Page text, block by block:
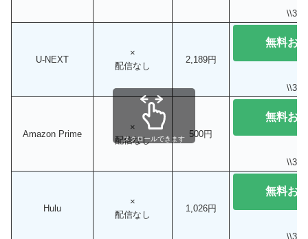
\\30
U-NEXT
×
配信なし
2,189円
無料お
\\31
Amazon Prime
×
配信なし
500円
無料お
\\30
Hulu
×
配信なし
1,026円
無料お
\\31
スクロールできます